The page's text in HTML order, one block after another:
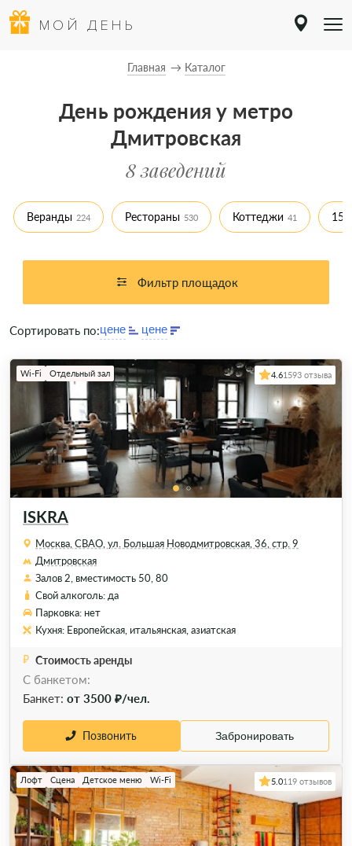
МОЙ ДЕНЬ
Главная Каталог
День рождения у метро
Дмитровская
8 заведений
Веранды 224 Рестораны 530 Коттеджи 41
Фильтр площадок
Сортировать по:
ISKRA
Wi-Fi Отдельный зал 4.61593 отзыва
Москва, СВАО, ул. Большая Новодмитровская, 36, стр. 9
Дмитровская
Залов 2, вместимость 50, 80
Свой алкоголь: да
Парковка: нет
Кухня: Европейская, итальянская, азиатская
Стоимость аренды
С банкетом:
Банкет: от 3500 ₽/чел.
Позвонить Забронировать
Лофт Сцена Детское меню Wi-Fi 5.0119 отзывов